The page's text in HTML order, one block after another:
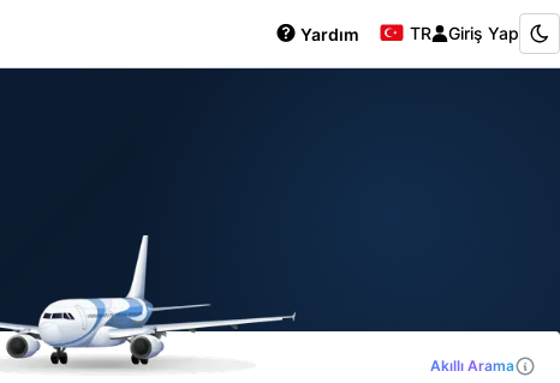
Yardım TR Giriş Yap
Akıllı Arama